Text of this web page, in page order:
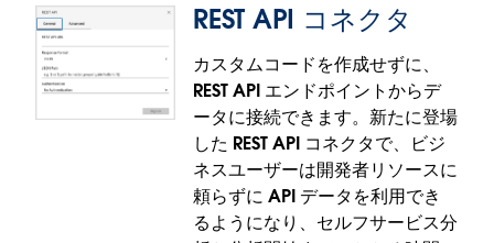
独自コネクタ - BYOC (パイロ
ット版)
クラウドへの移行加速化とガバナンスの一元化を支
援する、独自コネクタ (BYOC) がパイロット版で登場
しました。独自システムやサポートされていないデ
ータベースを使用している組織は、カスタムのドラ
イバーとコネクタを導入して Tableau Cloud に移行
REST API コネクタ
カスタムコードを作成せずに、
REST API エンドポイントからデ
ータに接続できます。新たに登場
した REST API コネクタで、ビジ
ネスユーザーは開発者リソースに
頼らずに API データを利用でき
るようになり、セルフサービス分